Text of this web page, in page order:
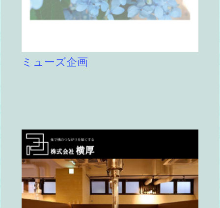
ミューズ企画